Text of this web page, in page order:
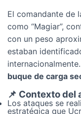
El comandante de
como “Magiar”,
con un peso
estaban
buque de carga
📌 Contexto del
Los ataques se
estratégica que